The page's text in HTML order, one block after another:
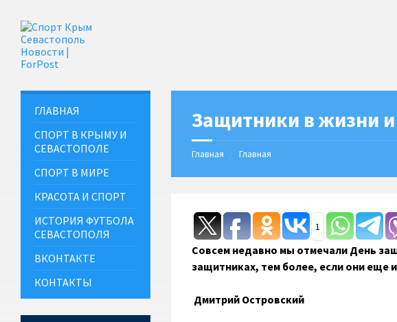
Защитники в жизни
Главная Главная
1
Совсем недавно мы отмечали День
защитниках, тем более, если они еще
Дмитрий Островский
ГЛАВНАЯ
СПОРТ В КРЫМУ И
СЕВАСТОПОЛЕ
СПОРТ В МИРЕ
КРАСОТА И СПОРТ
ИСТОРИЯ ФУТБОЛА
СЕВАСТОПОЛЯ
ВКОНТАКТЕ
КОНТАКТЫ